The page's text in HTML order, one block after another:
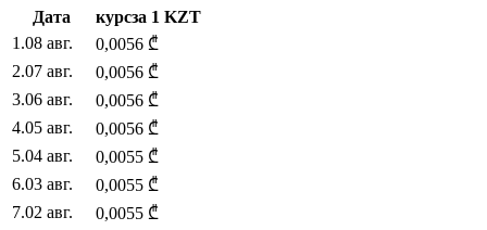
Дата курсза 1 KZT
1 .08 авг. 0,0056 ₾
2.07 авг. 0,0056 ₾
3.06 авг. 0,0056 ₾
4.05 авг. 0,0056 ₾
5.04 авг. 0,0055 ₾
6.03 авг. 0,0055 ₾
7.02 авг. 0,0055 ₾